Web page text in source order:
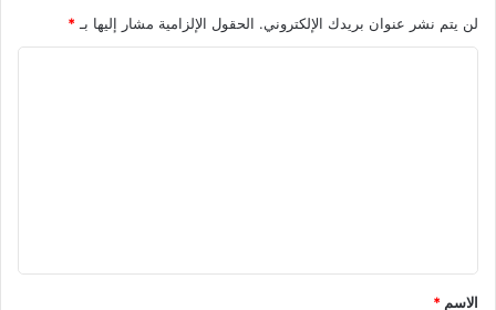
لن يتم نشر عنوان بريدك الإلكتروني. الحقول الإلزامية مشار إليها بـ *
*
الاسم *